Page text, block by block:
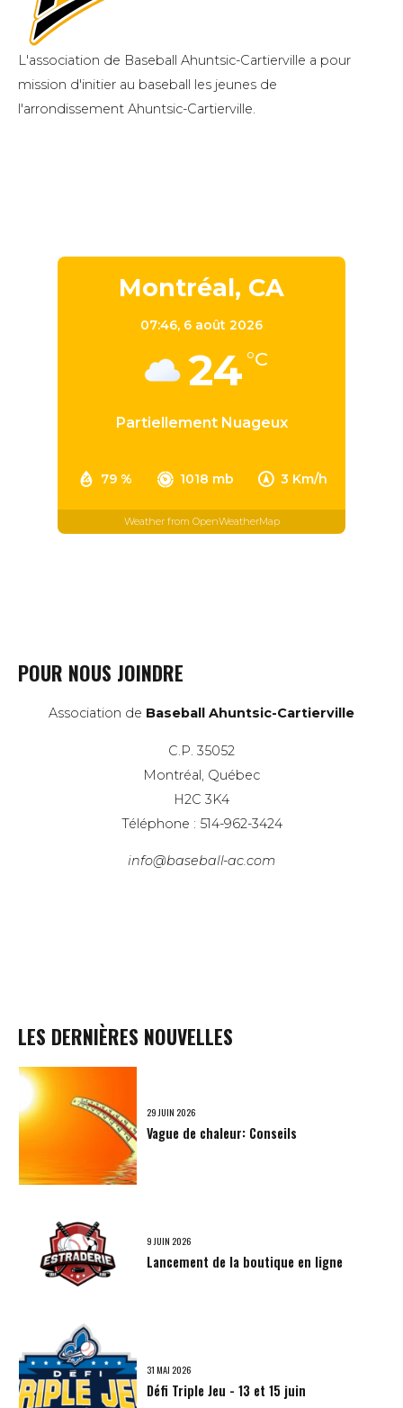
L'association de Baseball Ahuntsic-Cartierville a pour
mission d'initier au baseball les jeunes de
l'arrondissement Ahuntsic-Cartierville.
Montréal, CA
07:46, 6 août 2026
24 °C
Partiellement Nuageux
79 % 1018 mb 3 Km/h
Weather from OpenWeatherMap
POUR NOUS JOINDRE
Association de Baseball Ahuntsic-Cartierville
C.P. 35052
Montréal, Québec
H2C 3K4
Téléphone : 514-962-3424
info@baseball-ac.com
LES DERNIÈRES NOUVELLES
29 JUIN 2026
Vague de chaleur: Conseils
9 JUIN 2026
Lancement de la boutique en ligne
31 MAI 2026
Défi Triple Jeu - 13 et 15 juin